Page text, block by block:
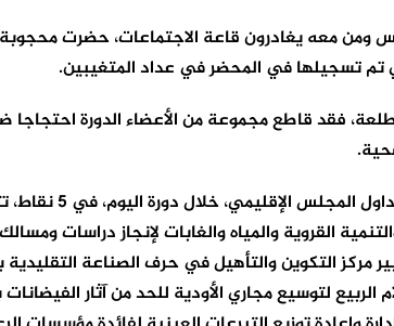
ومن معه يغادرون قاعة الاجتماعات، حضرت
تم تسجيلها في المحضر في عداد المتغيبين.
فقد قاطع مجموعة من الأعضاء الدورة احتجاجا
وكان مقررا أن
القروية والمياه والغابات لإنجاز دراسات
مركز التكوين والتأهيل في حرف الصناعة التقليدية
الربيع لتوسيع مجاري الأودية للحد من آثار